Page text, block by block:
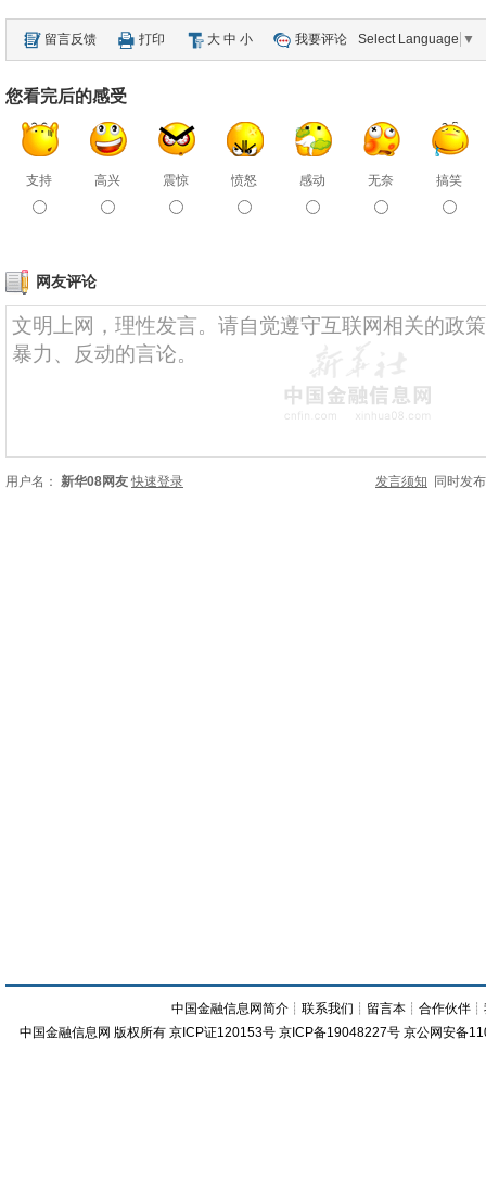
留言反馈 打印 大 中 小 我要评论 Select Language ▼
您看完后的感受
支持 高兴 震惊 愤怒 感动 无奈 搞笑
网友评论
用户名： 新华08网友 快速登录 发言须知 同时发
中国金融信息网简介 ┊联系我们 ┊ 留言本 ┊合作伙伴 ┊
中国金融信息网 版权所有 京ICP证120153号 京ICP备19048227号 京公网安备